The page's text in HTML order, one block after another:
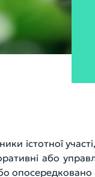
істотної
або